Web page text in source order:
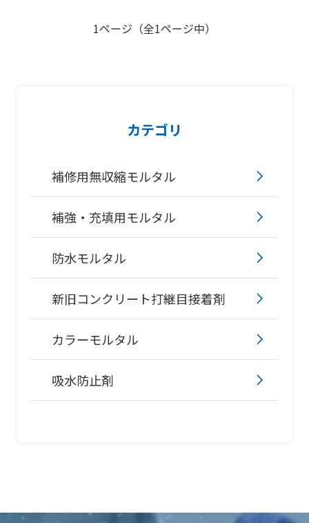
カテゴリ
補修用無収縮モルタル
補強・充填用モルタル
防水モルタル
新旧コンクリート打継目接着剤
カラーモルタル
吸水防止剤
1ページ（全1ページ中）